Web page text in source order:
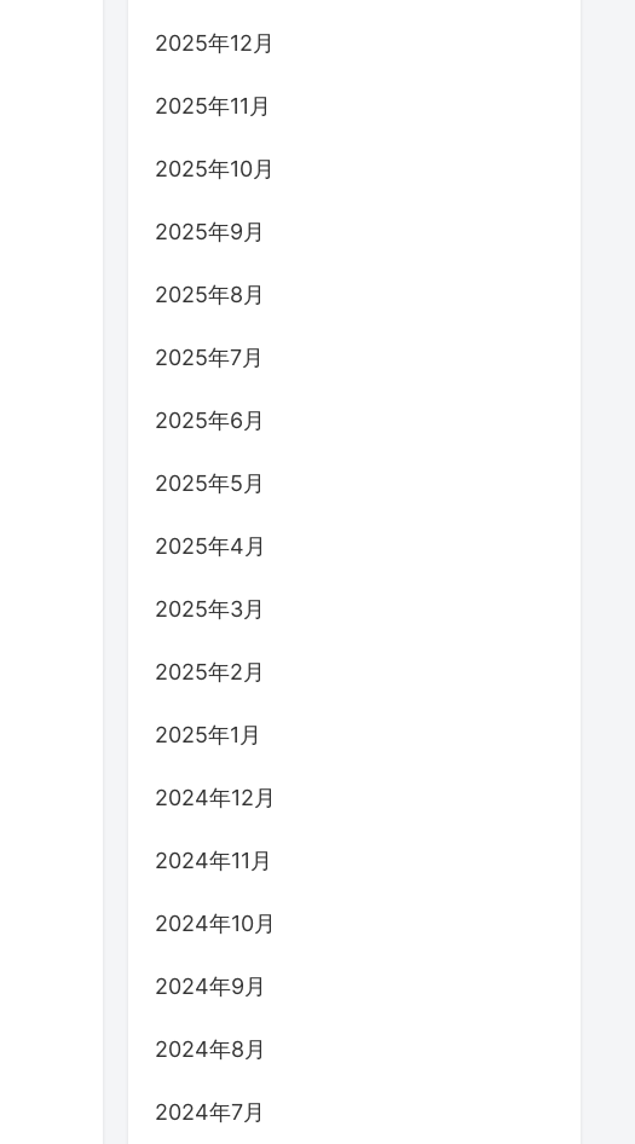
2025年12月
2025年11月
2025年10月
2025年9月
2025年8月
2025年7月
2025年6月
2025年5月
2025年4月
2025年3月
2025年2月
2025年1月
2024年12月
2024年11月
2024年10月
2024年9月
2024年8月
2024年7月